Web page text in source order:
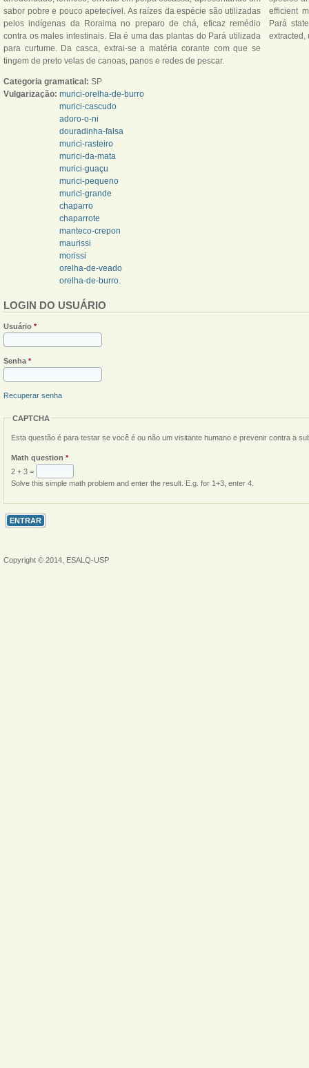
sabor pobre e pouco apetecível. As raízes da espécie são utilizadas
pelos indígenas da Roraima no preparo de chá, eficaz remédio
contra os males intestinais. Ela é uma das plantas do Pará utilizada
para curtume. Da casca, extrai-se a matéria corante com que se
tingem de preto velas de canoas, panos e redes de pescar.
efficient
Pará
extracted,
Categoria gramatical: SP
Vulgarização: murici-orelha-de-burro
murici-cascudo
adoro-o-ni
douradinha-falsa
murici-rasteiro
murici-da-mata
murici-guaçu
murici-pequeno
murici-grande
chaparro
chaparrote
manteco-crepon
maurissi
morissi
orelha-de-veado
orelha-de-burro.
LOGIN DO USUÁRIO
Usuário *
Senha *
Recuperar senha
CAPTCHA
Esta questão é para testar se você é ou não um visitante humano e prevenir contra a
Math question *
2 + 3 =
Solve this simple math problem and enter the result. E.g. for 1+3, enter 4.
Copyright © 2014, ESALQ-USP